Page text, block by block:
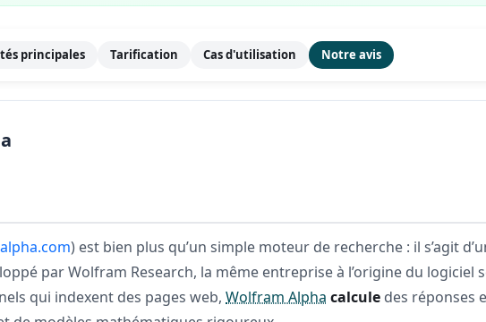
principales Tarification Cas d'utilisation Notre avis
) est bien plus qu’un simple moteur de recherche : il s’agit
par Wolfram Research, la même entreprise à l’origine du
qui indexent des pages web,Wolfram Alpha calcule des réponses